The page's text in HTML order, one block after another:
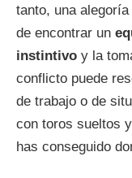
tanto, una
de encontrar un
instintivo y la
conflicto puede
de trabajo o de
con toros sueltos
has conseguido